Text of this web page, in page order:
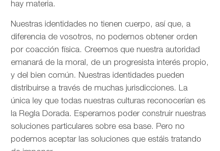
hay materia.
Nuestras identidades no tienen cuerpo, así que, a
diferencia de vosotros, no podemos obtener orden
por coacción física. Creemos que nuestra autoridad
emanará de la moral, de un progresista interés propio,
y del bien común. Nuestras identidades pueden
distribuirse a través de muchas jurisdicciones. La
única ley que todas nuestras culturas reconocerían es
la Regla Dorada. Esperamos poder construir nuestras
soluciones particulares sobre esa base. Pero no
podemos aceptar las soluciones que estáis tratando